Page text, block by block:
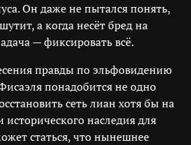
Он даже не пытался понять,
а когда несёт бред на
— фиксировать всё.
правды по эльфовидению
понадобится не одно
сеть лиан хотя бы на
исторического наследия для
статься, что нынешнее